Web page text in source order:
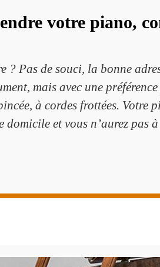
votre piano,
? Pas de souci, la bonne
mais avec une
à cordes frottées.
domicile et vous n’aurez